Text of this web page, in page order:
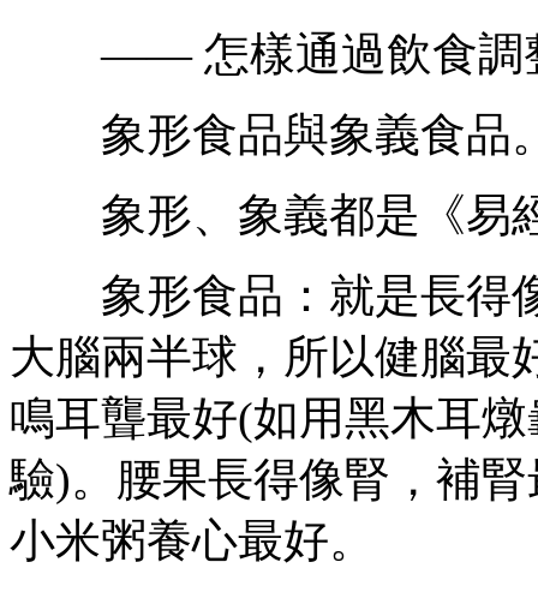
—— 怎樣通過飲食調
象形食品與象義食品
象形、象義都是《易
象形食品：就是長得
大腦兩半球，所以健腦最
鳴耳聾最好(如用黑木耳
驗)。腰果長得像腎，補
小米粥養心最好。